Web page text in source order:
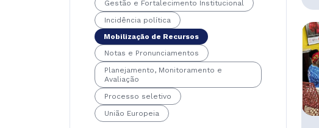
Gestão e Fortalecimento Institucional
Incidência política
Mobilização de Recursos
Notas e Pronunciamentos
Planejamento, Monitoramento e
Avaliação
Processo seletivo
União Europeia